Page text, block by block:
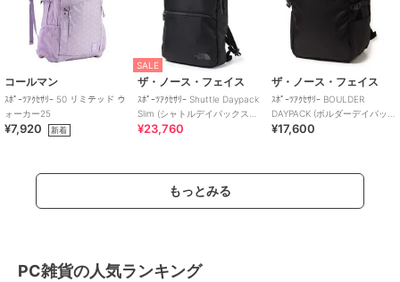
コールマン
ｽﾎﾟｰﾂｱｸｾｻﾘｰ 50 リミテッド ウ
ォーカー25
¥7,920 新着
SALE
ザ・ノース・フェイス
ｽﾎﾟｰﾂｱｸｾｻﾘｰ Shuttle Daypack
Slim (シャトルデイパックスリ
ム)
¥23,760
ザ・ノース・フェイス
ｽﾎﾟｰﾂｱｸｾｻﾘｰ BOULDER
DAYPACK (ボルダーデイパッ
ク)
¥17,600
もっとみる
PC雑貨の人気ランキング